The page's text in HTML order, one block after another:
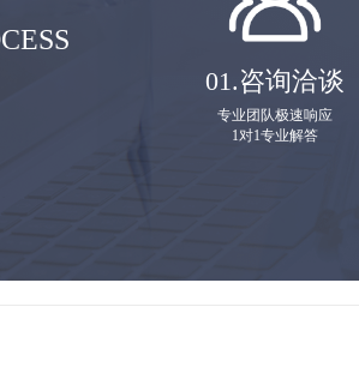
01.咨询洽谈
专业团队极速响应
1对1专业解答